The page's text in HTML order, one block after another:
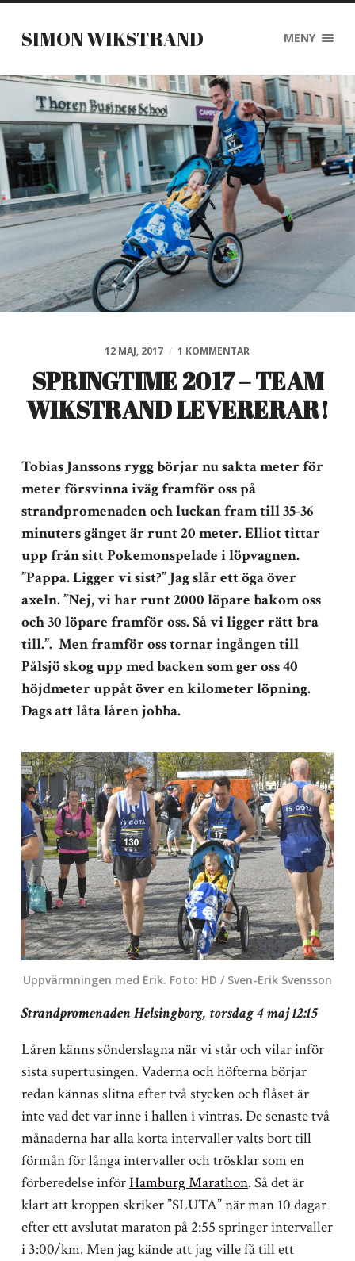
SIMON WIKSTRAND MENY
12 MAJ, 2017 / 1 KOMMENTAR
SPRINGTIME 2017 – TEAM
WIKSTRAND LEVERERAR!
Tobias Janssons rygg börjar nu sakta meter för
meter försvinna iväg framför oss på
strandpromenaden och luckan fram till 35-36
minuters gänget är runt 20 meter. Elliot tittar
upp från sitt Pokemonspelade i löpvagnen.
”Pappa. Ligger vi sist?” Jag slår ett öga över
axeln. ”Nej, vi har runt 2000 löpare bakom oss
och 30 löpare framför oss. Så vi ligger rätt bra
till.”. Men framför oss tornar ingången till
Pålsjö skog upp med backen som ger oss 40
höjdmeter uppåt över en kilometer löpning.
Dags att låta låren jobba.
Uppvärmningen med Erik. Foto: HD / Sven-Erik Svensson
Strandpromenaden Helsingborg, torsdag 4 maj 12:15
Låren känns sönderslagna när vi står och vilar inför
sista supertusingen. Vaderna och höfterna börjar
redan kännas slitna efter två stycken och flåset är
inte vad det var inne i hallen i vintras. De senaste två
månaderna har alla korta intervaller valts bort till
förmån för långa intervaller och trösklar som en
förberedelse införHamburg Marathon. Så det är
klart att kroppen skriker ”SLUTA” när man 10 dagar
efter ett avslutat maraton på 2:55 springer intervaller
i 3:00/km. Men jag kände att jag ville få till ett